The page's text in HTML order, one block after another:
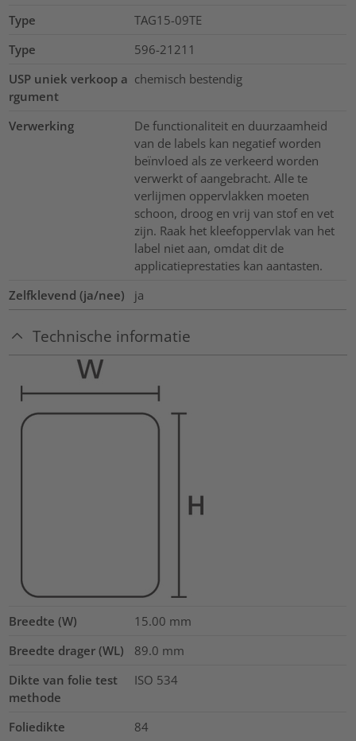
Type
TAG15-09TE
Type
596-21211
USP uniek verkoop a
rgument
chemisch bestendig
Verwerking
De functionaliteit en duurzaamheid
van de labels kan negatief worden
beïnvloed als ze verkeerd worden
verwerkt of aangebracht. Alle te
verlijmen oppervlakken moeten
schoon, droog en vrij van stof en vet
zijn. Raak het kleefoppervlak van het
label niet aan, omdat dit de
applicatieprestaties kan aantasten.
Zelfklevend (ja/nee)
ja
Technische informatie
Breedte (W) 15.00 mm
Breedte drager (WL)
89.0 mm
Dikte van folie test
methode
ISO 534
Foliedikte 84